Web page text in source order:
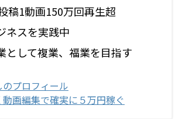
稿1動画150万回再生超
ネスを実践中
として複業、福業を目指す
のプロフィール
動画編集で確実に５万円稼ぐ